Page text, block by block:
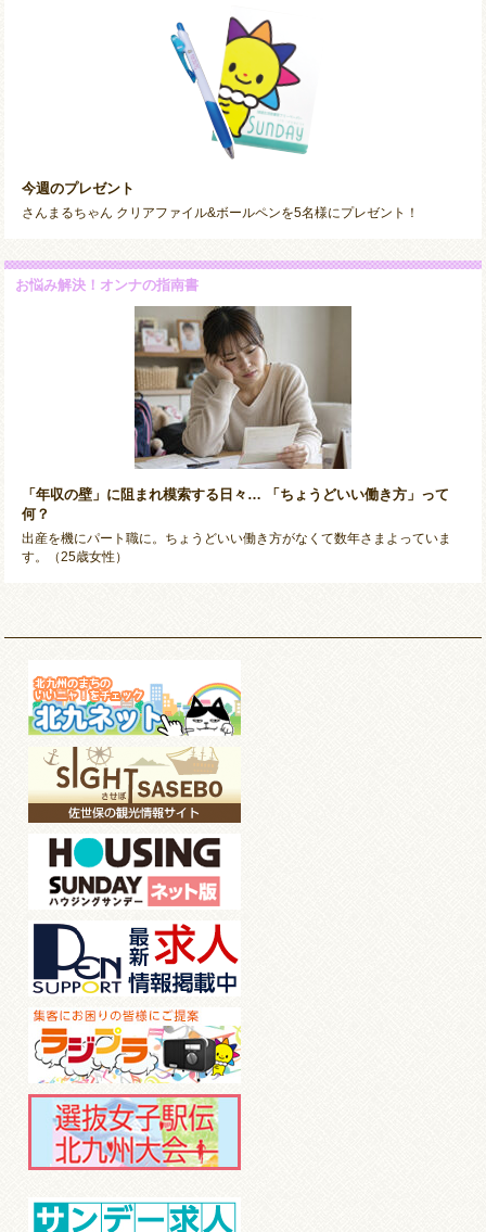
今週のプレゼント
さんまるちゃん クリアファイル&ボールペンを5名様にプレゼント！
お悩み解決！オンナの指南書
「年収の壁」に阻まれ模索する日々… 「ちょうどいい働き方」って
何？
出産を機にパート職に。ちょうどいい働き方がなくて数年さまよっていま
す。（25歳女性）